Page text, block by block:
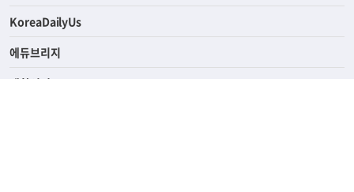
KoreaDailyUs
에듀브리지
생활영어